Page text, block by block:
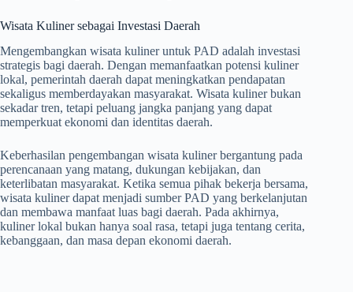
Wisata Kuliner sebagai Investasi Daerah
Mengembangkan wisata kuliner untuk PAD adalah investasi
strategis bagi daerah. Dengan memanfaatkan potensi kuliner
lokal, pemerintah daerah dapat meningkatkan pendapatan
sekaligus memberdayakan masyarakat. Wisata kuliner bukan
sekadar tren, tetapi peluang jangka panjang yang dapat
memperkuat ekonomi dan identitas daerah.
Keberhasilan pengembangan wisata kuliner bergantung pada
perencanaan yang matang, dukungan kebijakan, dan
keterlibatan masyarakat. Ketika semua pihak bekerja bersama,
wisata kuliner dapat menjadi sumber PAD yang berkelanjutan
dan membawa manfaat luas bagi daerah. Pada akhirnya,
kuliner lokal bukan hanya soal rasa, tetapi juga tentang cerita,
kebanggaan, dan masa depan ekonomi daerah.